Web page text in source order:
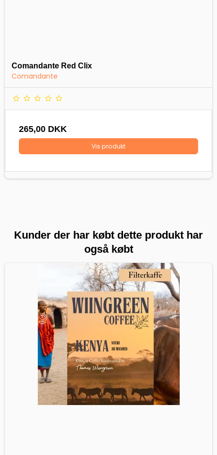
Comandante Red Clix
Comandante
265,00 DKK
Vis produkt
Kunder der har købt dette produkt har
også købt